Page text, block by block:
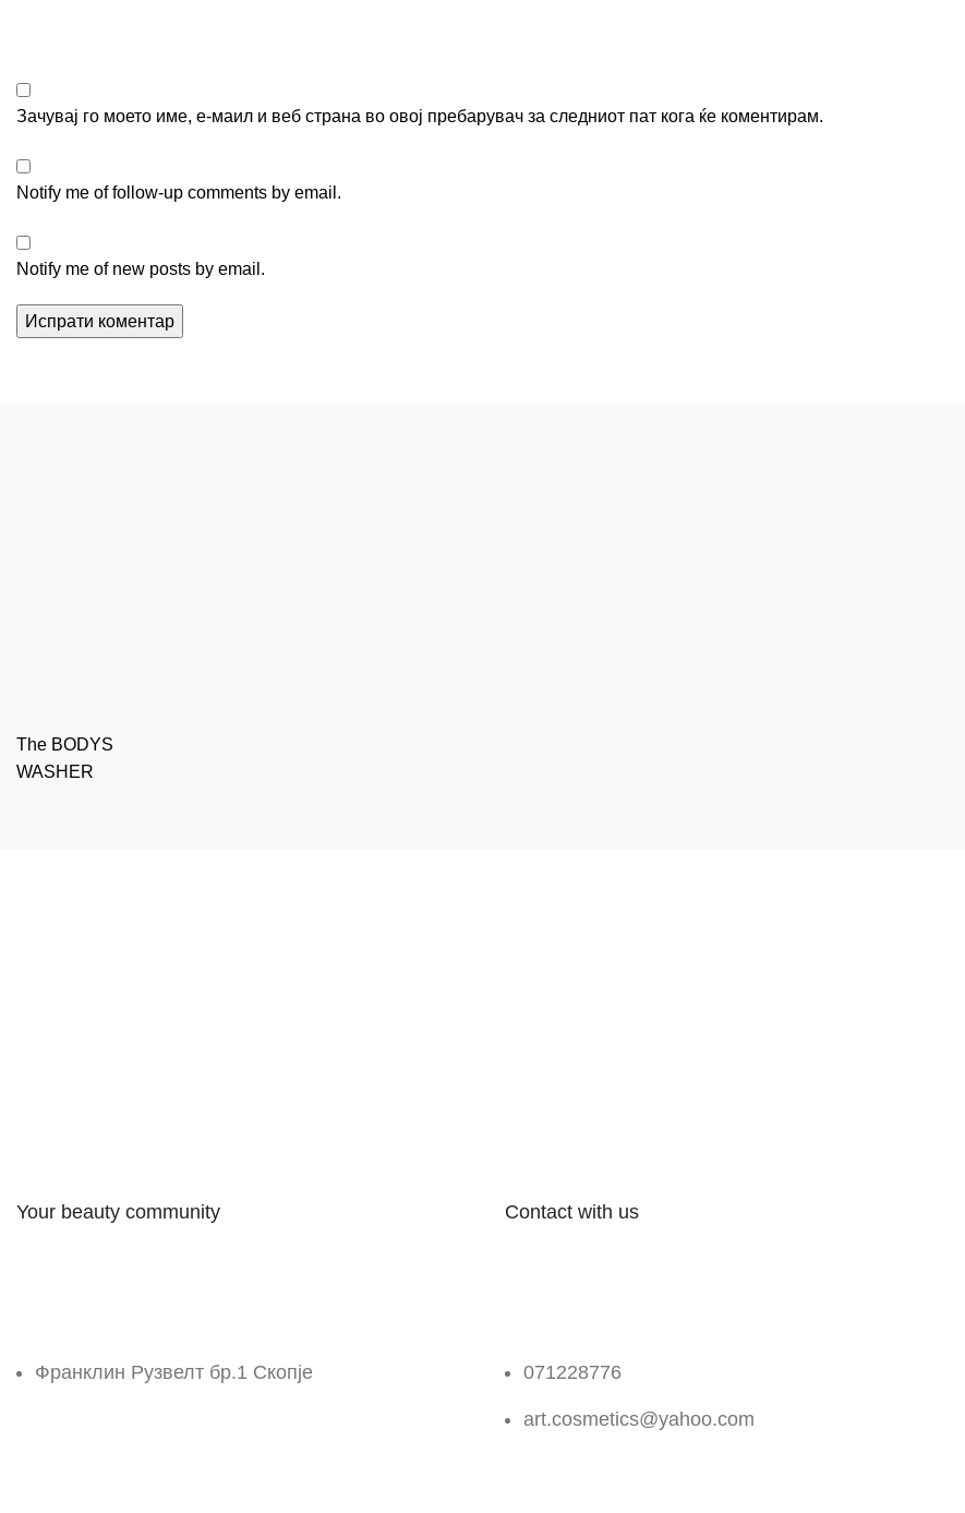
Зачувај го моето име, е-маил и веб страна во овој пребарувач за следниот пат кога ќе коментирам.
Notify me of follow-up comments by email.
Notify me of new posts by email.
The BODYS
WASHER
Your beauty community
Франклин Рузвелт бр.1 Скопје
Contact with us
071228776
art.cosmetics@yahoo.com